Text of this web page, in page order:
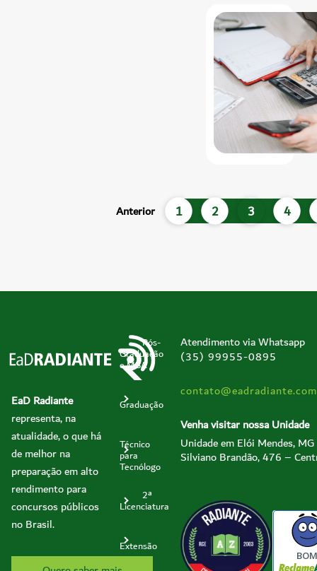
Anterior 1 2 3 4
EaD Radiante
representa, na
atualidade, o que há
de melhor na
preparação em alto
rendimento para
concursos públicos
no Brasil.
Pós-
Graduação
e MBA
Graduação
Técnico
para
Tecnólogo
2ª
Licenciatura
Extensão
Atendimento via Whatsapp
(35) 99955-0895
Venha visitar nossa Unidade
Unidade em Elói Mendes, MG
Silviano Brandão, 476 –